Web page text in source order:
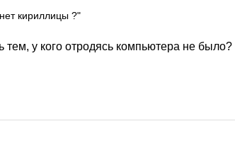
кириллицы ?"
тем, у кого отродясь компьютера не было?